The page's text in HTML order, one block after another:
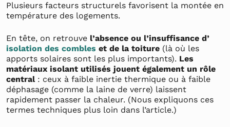
Plusieurs facteurs structurels favorisent la montée en
température des logements.
En tête, on retrouve l’absence ou l’insuffisance d’
isolation des combles et de la toiture (là où les
apports solaires sont les plus importants). Les
matériaux isolant utilisés jouent également un rôle
central: ceux à faible inertie thermique ou à faible
déphasage (comme la laine de verre) laissent
rapidement passer la chaleur. (Nous expliquons ces
termes techniques plus loin dans l’article.)